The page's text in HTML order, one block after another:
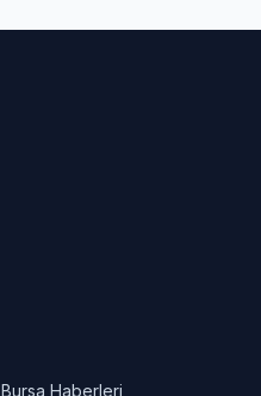
Bursa Haberleri